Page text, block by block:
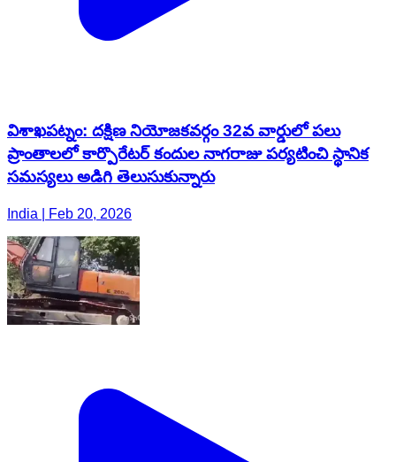
విశాఖపట్నం: దక్షిణ నియోజకవర్గం 32వ వార్డులో పలు
ప్రాంతాలలో కార్పొరేటర్ కందుల నాగరాజు పర్యటించి స్థానిక
సమస్యలు అడిగి తెలుసుకున్నారు
India | Feb 20, 2026